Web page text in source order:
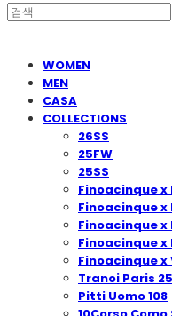
WOMEN
MEN
CASA
COLLECTIONS
26SS
25FW
25SS
Finoacinque x
Finoacinque x
Finoacinque
Finoacinque x
Finoacinque x
Tranoi Paris
Pitti Uomo 108